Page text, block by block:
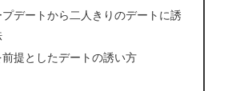
プデートから二人きりのデートに誘
提としたデートの誘い方